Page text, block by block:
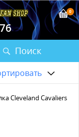
Поиск
0
Cleveland Cavaliers